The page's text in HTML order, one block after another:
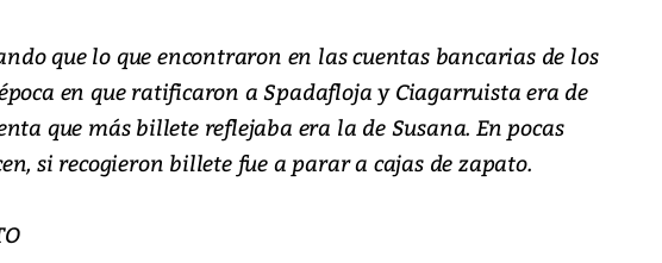
que lo que encontraron en las cuentas bancarias de los
en que ratificaron a Spadafloja y Ciagarruista era de
que más billete reflejaba era la de Susana. En pocas
si recogieron billete fue a parar a cajas de zapato.